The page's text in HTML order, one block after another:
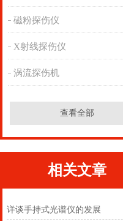
磁粉探伤仪
X射线探伤仪
涡流探伤机
查看全部
相关文章
详谈手持式光谱仪的发展